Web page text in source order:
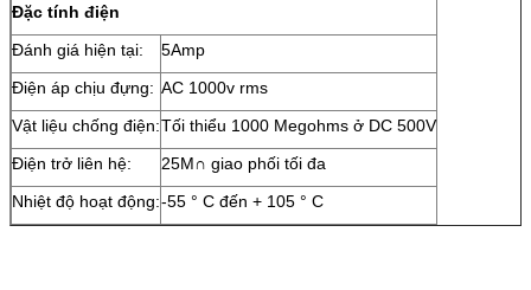
Đặc tính điện
Đánh giá hiện tại:
5Amp
Điện áp chịu đựng: AC 1000v rms
Vật liệu chống điện:Tối thiểu 1000 Megohms ở DC 500V
Điện trở liên hệ:
25M∩ giao phối tối đa
Nhiệt độ hoạt động:-55 ° C đến + 105 ° C